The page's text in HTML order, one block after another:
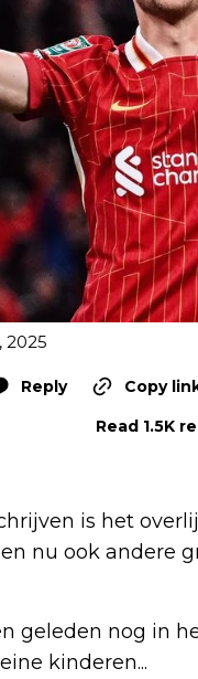
2025
Reply
Copy
Read 1.5K
is het
nu ook andere
geleden nog in
kinderen...